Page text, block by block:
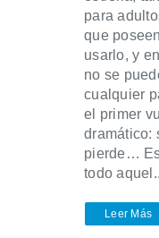
para
que
usarlo, y
no se
cualquier
el primer
dramático:
pierde…
todo
Leer Más